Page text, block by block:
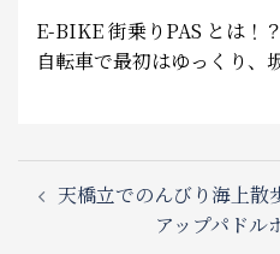
E-BIKE 街乗りPAS とは！
自転車で最初はゆっくり、
Post
navigation
天橋立でのんびり海上
アップパドル